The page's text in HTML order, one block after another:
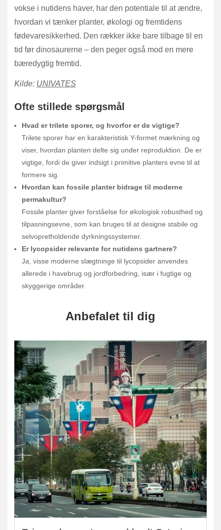
vokse i nutidens haver, har den potentiale til at ændre,
hvordan vi tænker planter, økologi og fremtidens
fødevaresikkerhed. Den rækker ikke bare tilbage til en
tid før dinosaurerne – den peger også mod en mere
bæredygtig fremtid.
Kilde: UNIVATES
Ofte stillede spørgsmål
Hvad er trilete sporer, og hvorfor er de vigtige?
Trilete sporer har en karakteristisk Y-formet mærkning og
viser, hvordan planten delte sig under reproduktion. De er
vigtige, fordi de giver indsigt i primitive planters evne til at
formere sig.
Hvordan kan fossile planter bidrage til moderne
permakultur?
Fossile planter giver forståelse for økologisk robusthed og
tilpasningsevne, som kan bruges til at designe stabile og
selvopretholdende dyrkningssystemer.
Er lycopsider relevante for nutidens gartnere?
Ja, visse moderne slægtninge til lycopsider anvendes
allerede i havebrug og jordforbedring, især i fugtige og
skyggerige områder.
Anbefalet til dig